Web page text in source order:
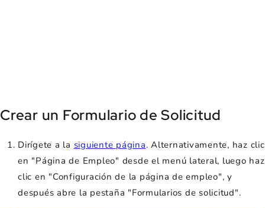
Crear un Formulario de Solicitud
Dirígete a la siguiente página. Alternativamente, haz clic
en "Página de Empleo" desde el menú lateral, luego haz
clic en "Configuración de la página de empleo", y
después abre la pestaña "Formularios de solicitud".